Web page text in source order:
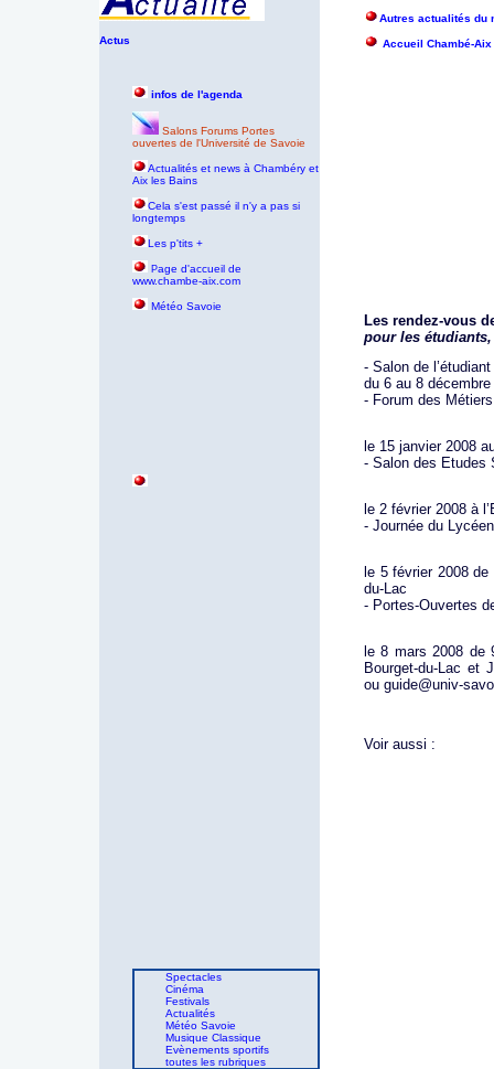
Actus
Autres actualités du
Accueil Chambé-Aix
infos de l'agenda
Salons Forums Portes
ouvertes de l'Université de Savoie
Actualités et news à Chambéry et
Aix les Bains
Cela s'est passé il n'y a pas si
longtemps
Les p'tits +
Page d'accueil de
www.chambe-aix.com
Météo Savoie
Spectacles
Cinéma
Festivals
Actualités
Météo Savoie
Musique Classique
Evènements sportifs
toutes les rubriques
Les rendez-vous
pour les
- Salon de l’étudiant
du 6 au 8
- Forum des
le 15 janvier 2008
- Salon des Etudes
le 2 février 2008 à
- Journée du
le 5 février 2008
du-Lac
- Portes-Ouvertes
le 8 mars 2008 de
Bourget-du-Lac et
ou guide@univ-
Voir aussi :